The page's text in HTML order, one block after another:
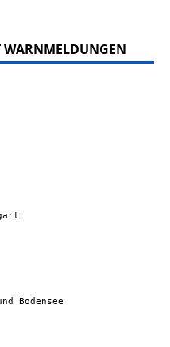
WARNMELDUNGEN
Bodensee